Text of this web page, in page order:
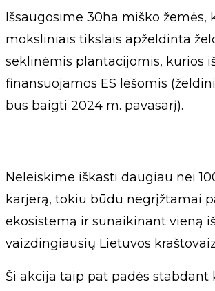
Išsaugosime 30ha miško žemės,
moksliniais tikslais apželdinta
seklinėmis plantacijomis, kurios
finansuojamos ES lėšomis
bus baigti 2024 m. pavasarį).
Neleiskime iškasti daugiau nei
karjerą, tokiu būdu negrįžtamai
ekosistemą ir sunaikinant vieną
vaizdingiausių Lietuvos
Ši akcija taip pat padės stabdant